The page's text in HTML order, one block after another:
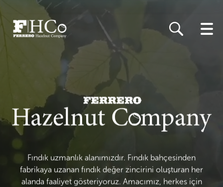
main
content
Fındık uzmanlık alanımızdır. Fındık bahçesinden
fabrikaya uzanan fındık değer zincirini oluşturan her
alanda faaliyet gösteriyoruz. Amacımız, herkes için